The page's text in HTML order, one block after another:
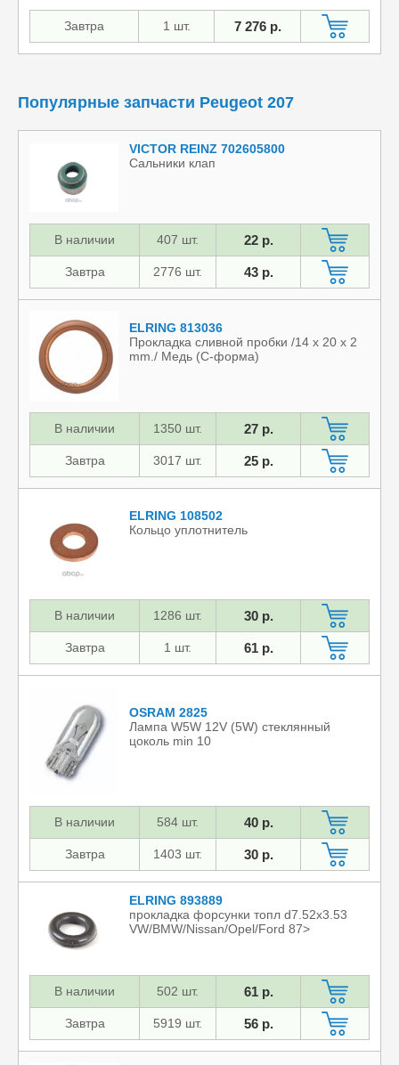
Завтра 1 шт. 7 276 р.
Популярные запчасти Peugeot 207
VICTOR REINZ 702605800
Сальники клап
В наличии 407 шт. 22 р.
Завтра 2776 шт. 43 р.
ELRING 813036
Прокладка сливной пробки /14 x 20 x 2
mm./ Медь (С-форма)
В наличии 1350 шт. 27 р.
Завтра 3017 шт. 25 р.
ELRING 108502
Кольцо уплотнитель
В наличии 1286 шт. 30 р.
Завтра 1 шт. 61 р.
OSRAM 2825
Лампа W5W 12V (5W) стеклянный
цоколь min 10
В наличии 584 шт. 40 р.
Завтра 1403 шт. 30 р.
ELRING 893889
прокладка форсунки топл d7.52x3.53
VW/BMW/Nissan/Opel/Ford 87>
В наличии 502 шт. 61 р.
Завтра 5919 шт. 56 р.